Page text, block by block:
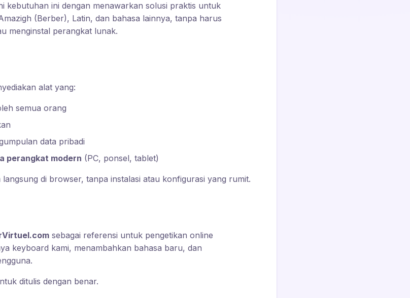
kebutuhan ini dengan menawarkan solusi praktis untuk
(Berber), Latin, dan bahasa lainnya, tanpa harus
menginstal perangkat lunak.
alat yang:
semua orang
data pribadi
perangkat modern (PC, ponsel, tablet)
di browser, tanpa instalasi atau konfigurasi yang rumit.
sebagai referensi untuk pengetikan online
keyboard kami, menambahkan bahasa baru, dan
ditulis dengan benar.